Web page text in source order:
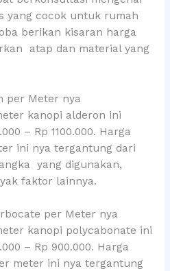
yang cocok untuk rumah
berikan kisaran harga
atap dan material yang
per Meter nya
kanopi alderon ini
– Rp 1100.000. Harga
ini nya tergantung dari
yang digunakan,
faktor lainnya.
per Meter nya
kanopi polycabonate ini
– Rp 900.000. Harga
meter ini nya tergantung